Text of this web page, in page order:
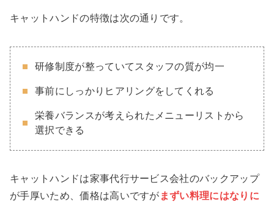
キャットハンドの特徴は次の通りです。
研修制度が整っていてスタッフの質が均一
事前にしっかりヒアリングをしてくれる
栄養バランスが考えられたメニューリストから
選択できる
キャットハンドは家事代行サービス会社のバックアップ
が手厚いため、価格は高いですが まずい料理にはなりに